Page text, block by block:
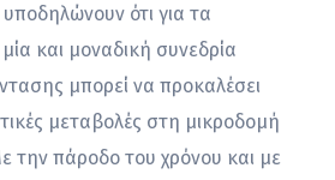
ότι για τα
και μοναδική συνεδρία
μπορεί να προκαλέσει
μεταβολές στη μικροδομή
την πάροδο του χρόνου και με